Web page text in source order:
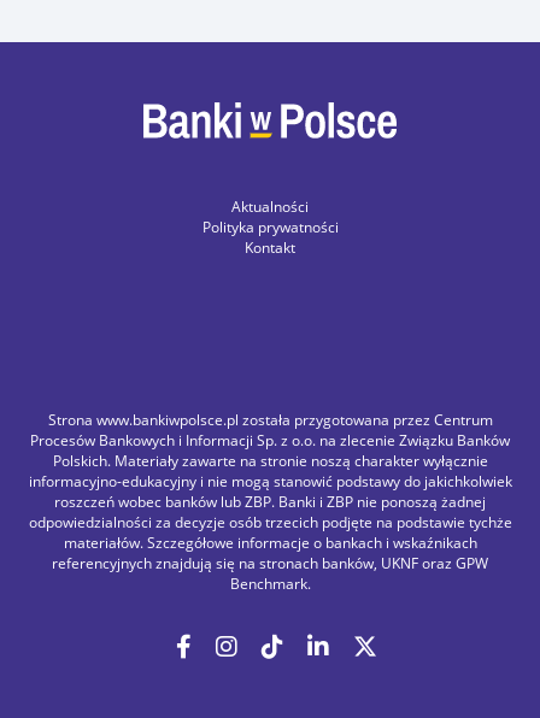
Aktualności
Polityka prywatności
Kontakt
Strona www.bankiwpolsce.pl została przygotowana przez Centrum
Procesów Bankowych i Informacji Sp. z o.o. na zlecenie Związku Banków
Polskich. Materiały zawarte na stronie noszą charakter wyłącznie
informacyjno-edukacyjny i nie mogą stanowić podstawy do jakichkolwiek
roszczeń wobec banków lub ZBP. Banki i ZBP nie ponoszą żadnej
odpowiedzialności za decyzje osób trzecich podjęte na podstawie tychże
materiałów. Szczegółowe informacje o bankach i wskaźnikach
referencyjnych znajdują się na stronach banków, UKNF oraz GPW
Benchmark.